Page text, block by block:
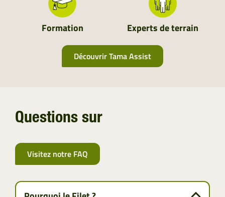
Formation Experts de terrain
Découvrir Tama Assist
Questions sur
Visitez notre FAQ